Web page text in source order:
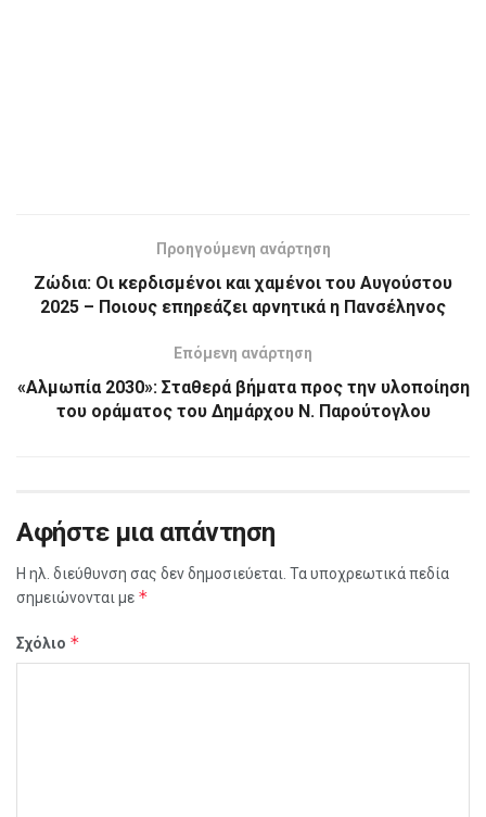
Προηγούμενη ανάρτηση
Ζώδια: Οι κερδισμένοι και χαμένοι του Αυγούστου
2025 – Ποιους επηρεάζει αρνητικά η Πανσέληνος
Επόμενη ανάρτηση
«Αλμωπία 2030»: Σταθερά βήματα προς την υλοποίηση
του οράματος του Δημάρχου Ν. Παρούτογλου
Αφήστε μια απάντηση
Η ηλ. διεύθυνση σας δεν δημοσιεύεται. Τα υποχρεωτικά πεδία
σημειώνονται με *
Σχόλιο *